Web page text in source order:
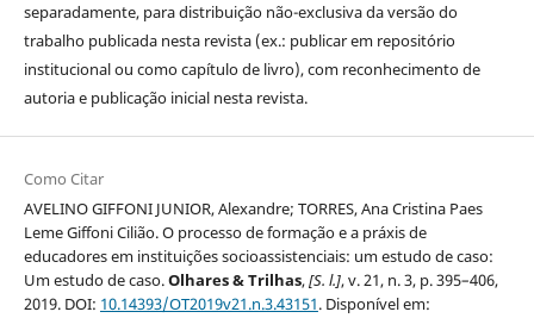
separadamente, para distribuição não-exclusiva da versão do
trabalho publicada nesta revista (ex.: publicar em repositório
institucional ou como capítulo de livro), com reconhecimento de
autoria e publicação inicial nesta revista.
Como Citar
AVELINO GIFFONI JUNIOR, Alexandre; TORRES, Ana Cristina Paes
Leme Giffoni Cilião. O processo de formação e a práxis de
educadores em instituições socioassistenciais: um estudo de caso:
Um estudo de caso.Olhares & Trilhas,[S. l.], v. 21, n. 3, p. 395–406,
2019. DOI: 10.14393/OT2019v21.n.3.43151. Disponível em: